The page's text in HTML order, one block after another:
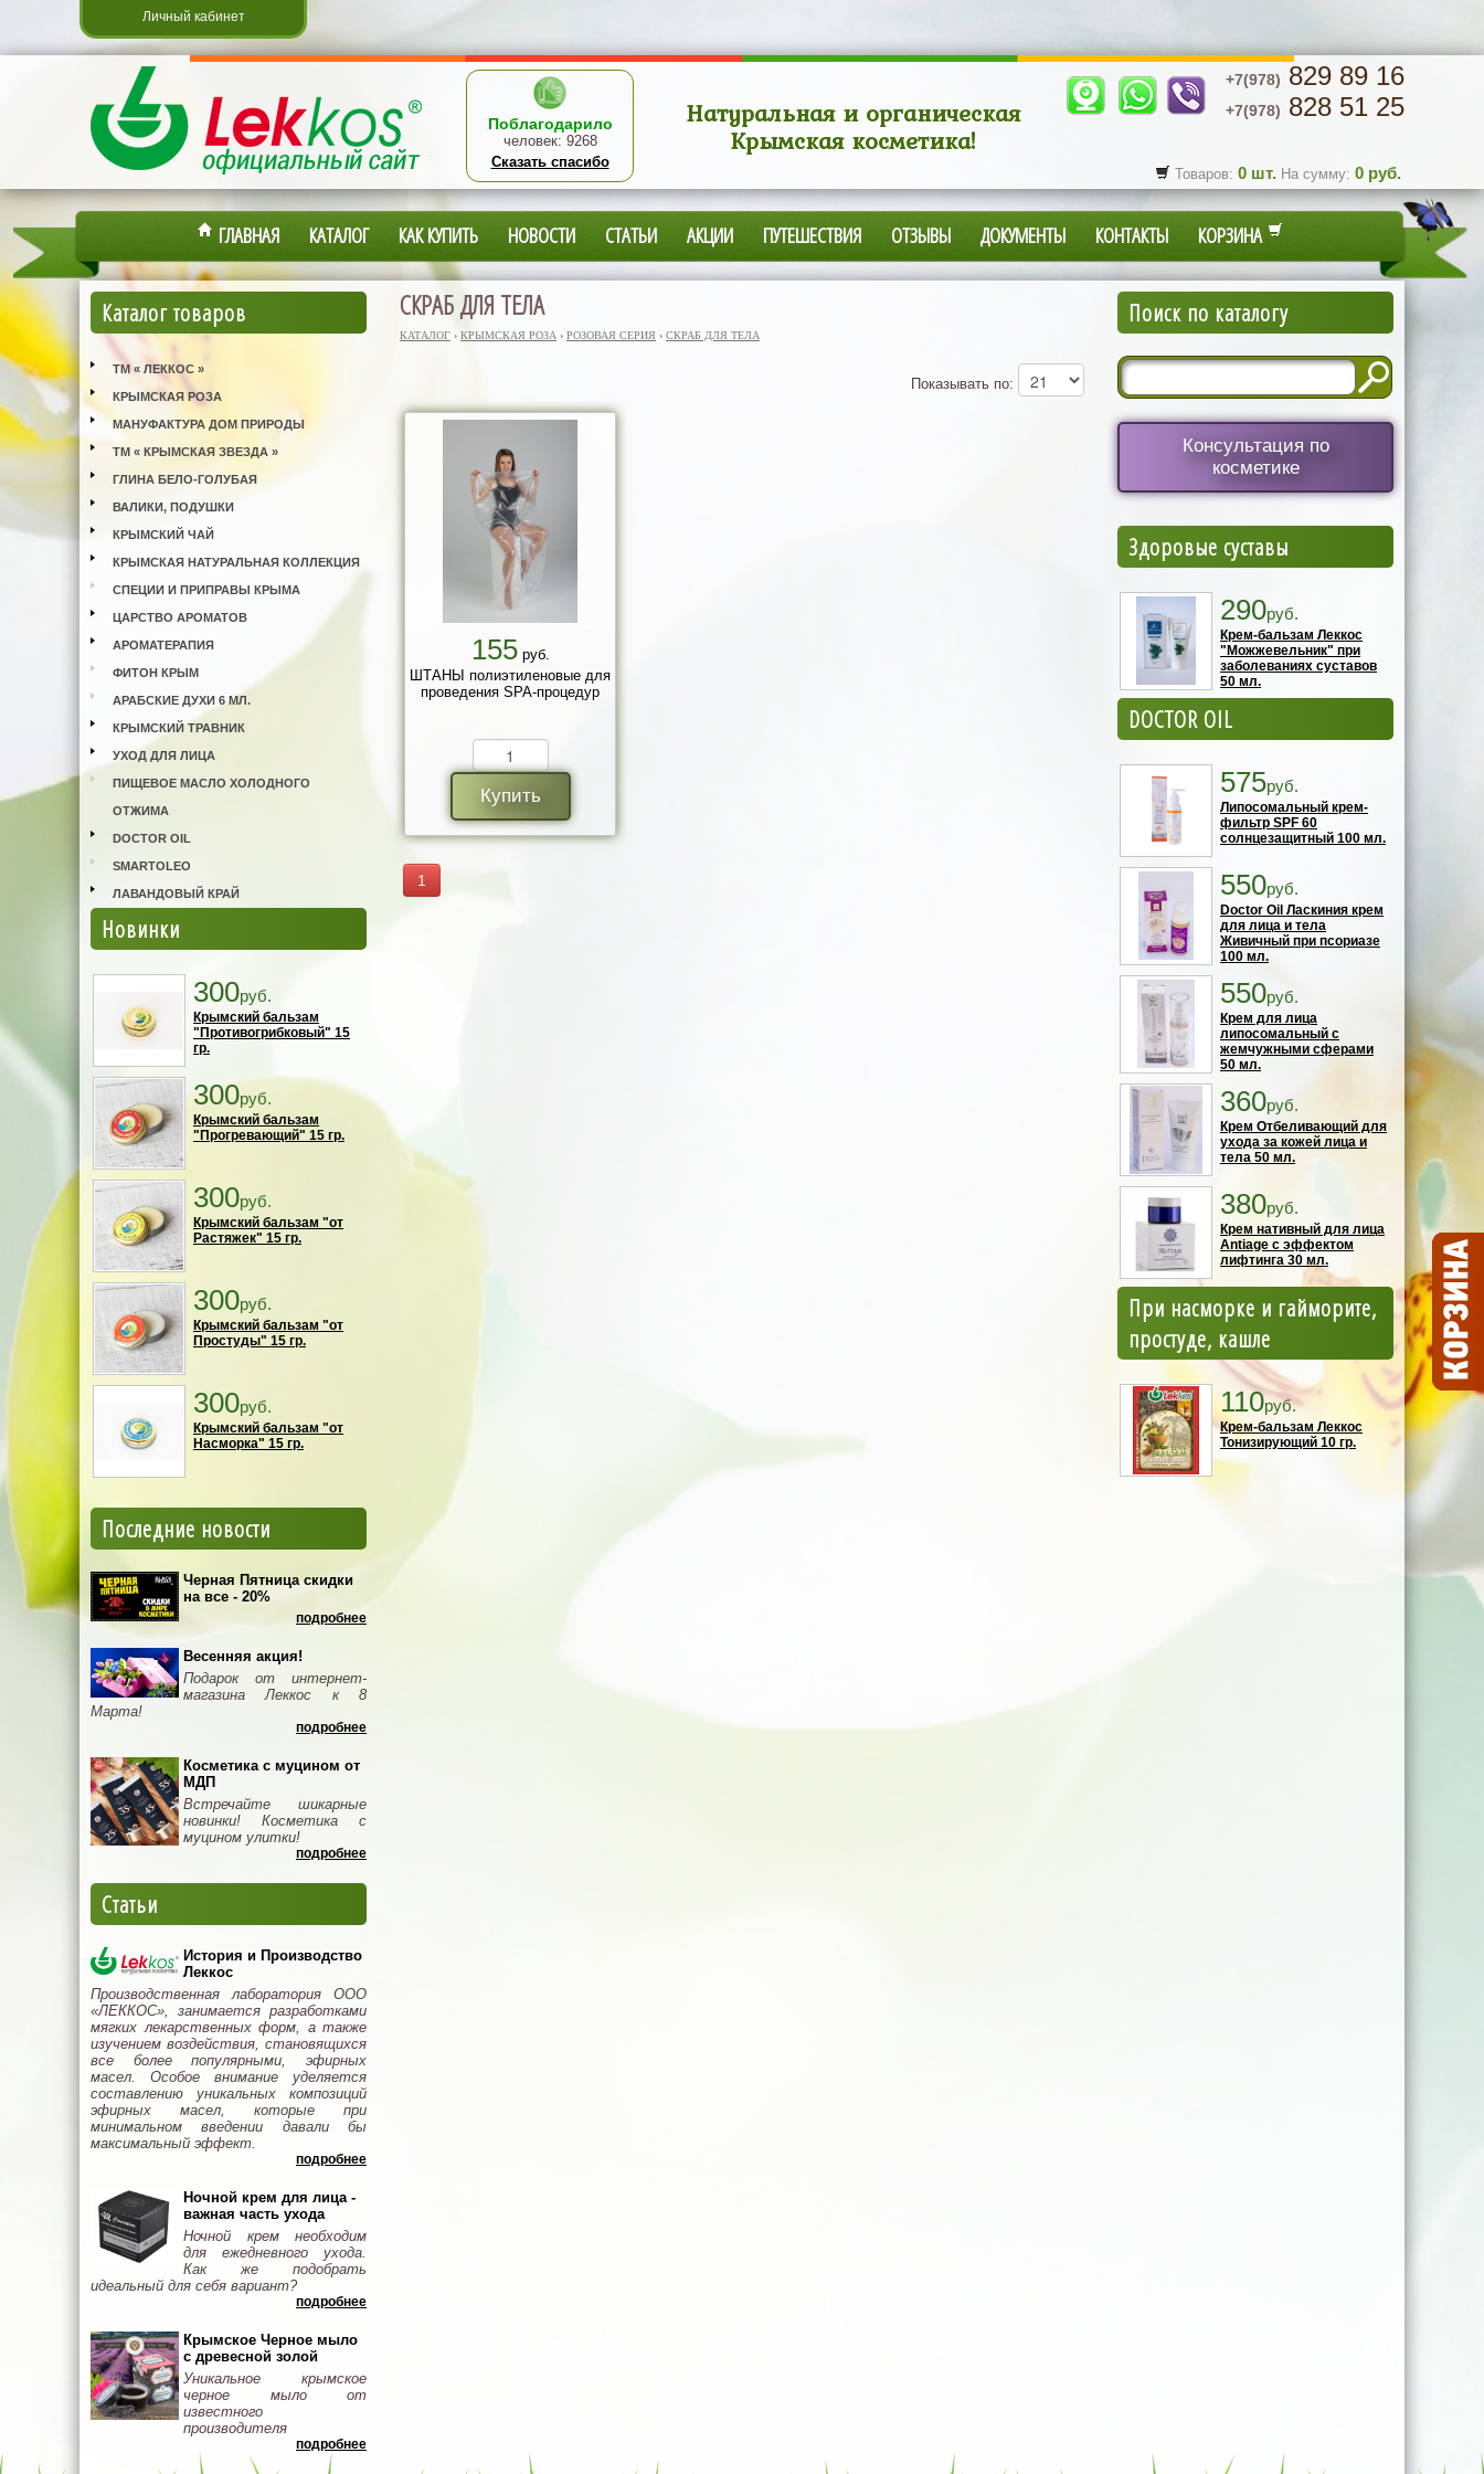
Личный кабинет
Поблагодарило
человек: 9268
Сказать спасибо
Натуральная и органическая
Крымская косметика!
+7(978) 829 89 16
+7(978) 828 51 25
Товаров: 0 шт. На сумму: 0 руб.
ГЛАВНАЯ КАТАЛОГ КАК КУПИТЬ НОВОСТИ СТАТЬИ АКЦИИ ПУТЕШЕСТВИЯ ОТЗЫВЫ ДОКУМЕНТЫ КОНТАКТЫ КОРЗИНА
Каталог товаров
ТМ « ЛЕККОС »
КРЫМСКАЯ РОЗА
МАНУФАКТУРА ДОМ ПРИРОДЫ
ТМ « КРЫМСКАЯ ЗВЕЗДА »
ГЛИНА БЕЛО-ГОЛУБАЯ
ВАЛИКИ, ПОДУШКИ
КРЫМСКИЙ ЧАЙ
КРЫМСКАЯ НАТУРАЛЬНАЯ КОЛЛЕКЦИЯ
СПЕЦИИ И ПРИПРАВЫ КРЫМА
ЦАРСТВО АРОМАТОВ
АРОМАТЕРАПИЯ
ФИТОН КРЫМ
АРАБСКИЕ ДУХИ 6 МЛ.
КРЫМСКИЙ ТРАВНИК
УХОД ДЛЯ ЛИЦА
ПИЩЕВОЕ МАСЛО ХОЛОДНОГО
ОТЖИМА
DOCTOR OIL
SMARTOLEO
ЛАВАНДОВЫЙ КРАЙ
Новинки
300руб.
Крымский бальзам
"Противогрибковый" 15
гр.
300руб.
Крымский бальзам
"Прогревающий" 15 гр.
300руб.
Крымский бальзам "от
Растяжек" 15 гр.
300руб.
Крымский бальзам "от
Простуды" 15 гр.
300руб.
Крымский бальзам "от
Насморка" 15 гр.
Последние новости
Черная Пятница скидки
на все - 20%
подробнее
Весенняя акция!
Подарок от интернет-
магазина Леккос к 8
Марта!
подробнее
Косметика с муцином от
МДП
Встречайте шикарные
новинки! Косметика с
муцином улитки!
подробнее
Статьи
История и Производство
Леккос
Производственная лаборатория ООО
«ЛЕККОС», занимается разработками
мягких лекарственных форм, а также
изучением воздействия, становящихся
все более популярными, эфирных
масел. Особое внимание уделяется
составлению уникальных композиций
эфирных масел, которые при
минимальном введении давали бы
максимальный эффект.
подробнее
Ночной крем для лица -
важная часть ухода
Ночной крем необходим
для ежедневного ухода.
Как же подобрать
идеальный для себя вариант?
подробнее
Крымское Черное мыло
с древесной золой
Уникальное крымское
черное мыло от
известного
производителя
подробнее
СКРАБ ДЛЯ ТЕЛА
КАТАЛОГ › КРЫМСКАЯ РОЗА › РОЗОВАЯ СЕРИЯ › СКРАБ ДЛЯ ТЕЛА
Показывать по:
155руб.
ШТАНЫ полиэтиленовые для
проведения SPA-процедур
Купить
1
Поиск по каталогу
Консультация по
косметике
Здоровые суставы
290руб.
Крем-бальзам Леккос
"Можжевельник" при
заболеваниях суставов
50 мл.
DOCTOR OIL
575руб.
Липосомальный крем-
фильтр SPF 60
солнцезащитный 100 мл.
550руб.
Doctor Oil Ласкиния крем
для лица и тела
Живичный при псориазе
100 мл.
550руб.
Крем для лица
липосомальный с
жемчужными сферами
50 мл.
360руб.
Крем Отбеливающий для
ухода за кожей лица и
тела 50 мл.
380руб.
Крем нативный для лица
Antiage с эффектом
лифтинга 30 мл.
При насморке и гайморите,
простуде, кашле
110руб.
Крем-бальзам Леккос
Тонизирующий 10 гр.